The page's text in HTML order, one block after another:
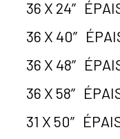
36 X 24’’
36 X 40’’
36 X 48’’
36 X 58’’
31 X 50’’